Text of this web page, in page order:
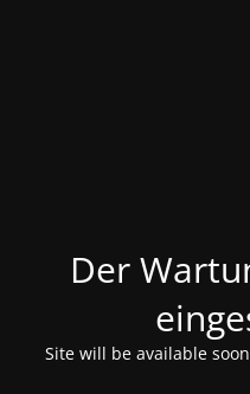
Der
Site will be available